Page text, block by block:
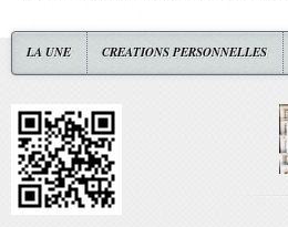
LA UNE CREATIONS PERSONNELLES